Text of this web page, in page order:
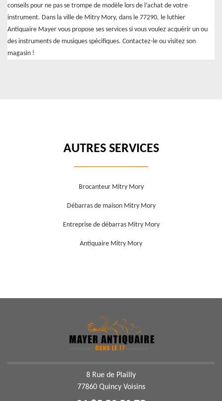
conseils pour ne pas se trompe de modèle lors de l’achat de votre
instrument. Dans la ville de Mitry Mory, dans le 77290, le luthier
Antiquaire Mayer vous propose ses services si vous voulez acquérir un ou
des instruments de musiques spécifiques. Contactez-le ou visitez son
magasin !
AUTRES SERVICES
Brocanteur Mitry Mory
Débarras de maison Mitry Mory
Entreprise de débarras Mitry Mory
Antiquaire Mitry Mory
8 Rue de Plailly
77860 Quincy Voisins